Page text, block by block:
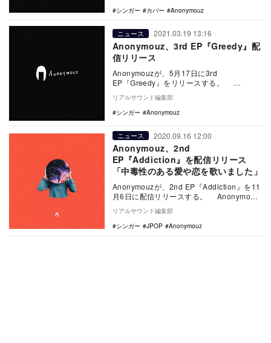
シンガー
カバー Anonymouz
ニュース 2021.03.19 13:16
Anonymouz、3rd EP『Greedy』配
信リリース
Anonymouzが、5月17日に3rd
EP『Greedy』をリリースする。
Anonymouzは、YouTubeでの英語…
リアルサウンド編集部
シンガー
Anonymouz
ニュース 2020.09.16 12:00
Anonymouz、2nd
EP『Addiction』を配信リリース
「中毒性のある愛や恋を歌いました」
Anonymouzが、2nd EP『Addiction』を11
月6日に配信リリースする。 Anonymouz
リアルサウンド編集部
シンガー
JPOP Anonymouz